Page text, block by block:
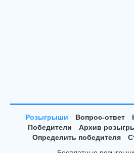
Розыгрыши Вопрос-ответ
Победители
Архив
Определить победителя